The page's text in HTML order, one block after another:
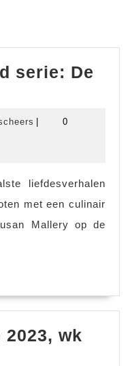
serie: De
marieke
|
0
liefdesverhalen
met een culinair
Mallery op de
2023, wk